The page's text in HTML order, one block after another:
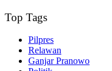
Top Tags
Pilpres
Relawan
Ganjar Pranowo